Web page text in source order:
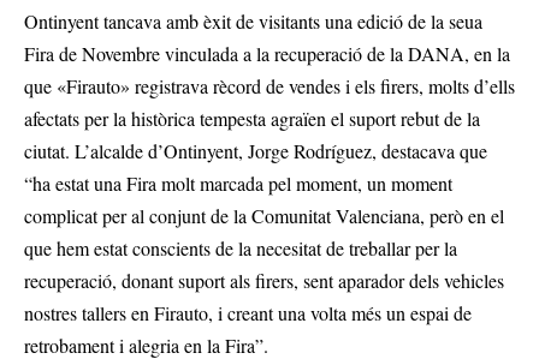
Ontinyent tancava amb èxit de visitants una edició de la seua
Fira de Novembre vinculada a la recuperació de la DANA, en la
que «Firauto» registrava rècord de vendes i els firers, molts d’ells
afectats per la històrica tempesta agraïen el suport rebut de la
ciutat. L’alcalde d’Ontinyent, Jorge Rodríguez, destacava que
“ha estat una Fira molt marcada pel moment, un moment
complicat per al conjunt de la Comunitat Valenciana, però en el
que hem estat conscients de la necesitat de treballar per la
recuperació, donant suport als firers, sent aparador dels vehicles
nostres tallers en Firauto, i creant una volta més un espai de
retrobament i alegria en la Fira”.